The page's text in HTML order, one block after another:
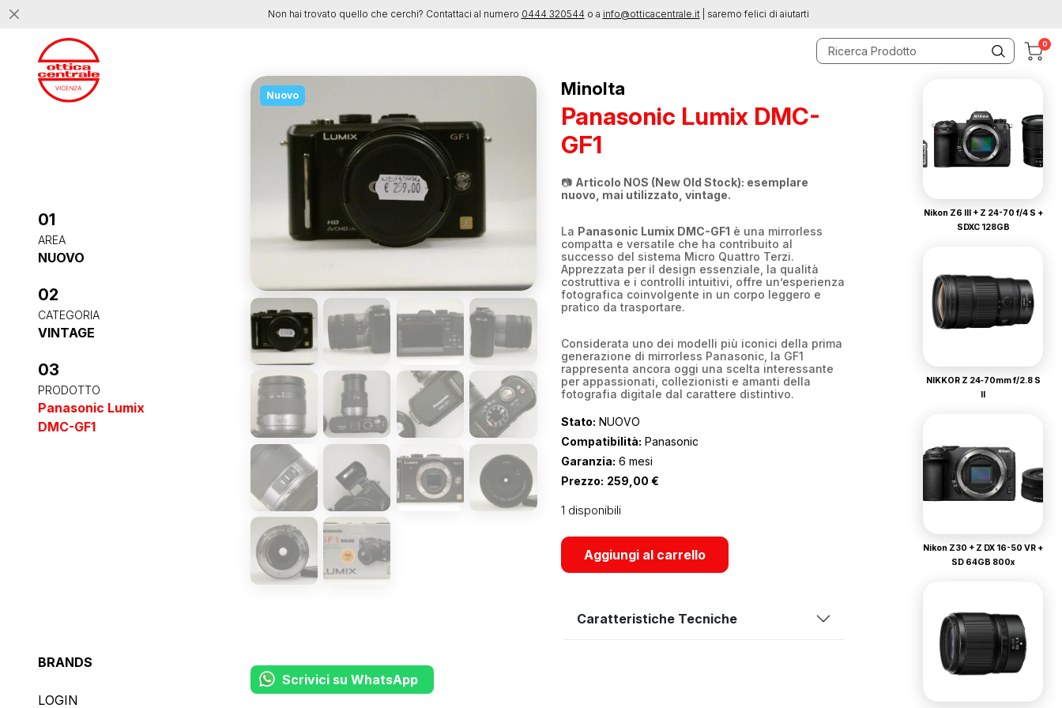
0
01
AREA
NUOVO
02
CATEGORIA
VINTAGE
03
PRODOTTO
Panasonic Lumix
DMC-GF1
BRANDS
LOGIN
Nuovo Minolta
Panasonic Lumix DMC-
GF1
📷 Articolo NOS (New Old Stock): esemplare
nuovo, mai utilizzato, vintage.
La Panasonic Lumix DMC-GF1 è una mirrorless
compatta e versatile che ha contribuito al
successo del sistema Micro Quattro Terzi.
Apprezzata per il design essenziale, la qualità
costruttiva e i controlli intuitivi, offre un’esperienza
fotografica coinvolgente in un corpo leggero e
pratico da trasportare.
Considerata uno dei modelli più iconici della prima
generazione di mirrorless Panasonic, la GF1
rappresenta ancora oggi una scelta interessante
per appassionati, collezionisti e amanti della
fotografia digitale dal carattere distintivo.
Stato: NUOVO
Compatibilità: Panasonic
Garanzia: 6 mesi
Prezzo: 259,00 €
1 disponibili
Aggiungi al carrello
Caratteristiche Tecniche
Scrivici su WhatsApp
Nikon Z6 III + Z 24-70 f/4 S +
SDXC 128GB
NIKKOR Z 24‑70mm f/2.8 S
II
Nikon Z30 + Z DX 16-50 VR +
SD 64GB 800x
Non hai trovato quello che cerchi? Contattaci al numero 0444 320544 o a info@otticacentrale.it| saremo felici di aiutarti